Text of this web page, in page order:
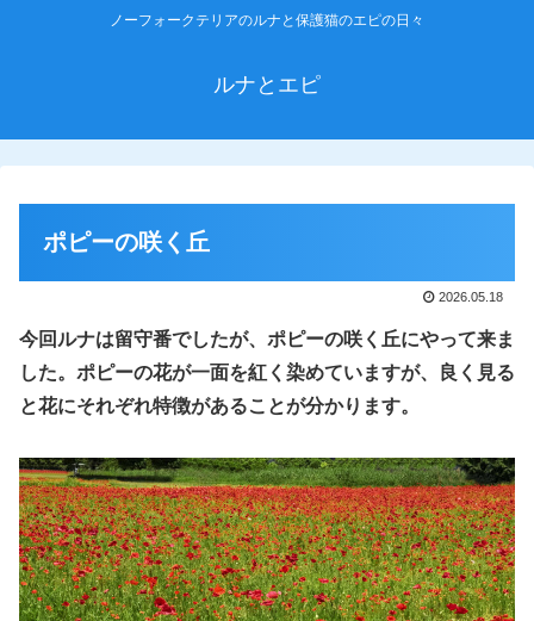
ノーフォークテリアのルナと保護猫のエピの日々
ルナとエピ
ポピーの咲く丘
2026.05.18
今回ルナは留守番でしたが、ポピーの咲く丘にやって来ま
した。ポピーの花が一面を紅く染めていますが、良く見る
と花にそれぞれ特徴があることが分かります。